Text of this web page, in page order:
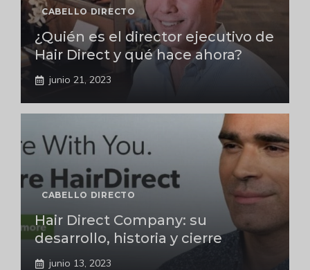
CABELLO DIRECTO
¿Quién es el director ejecutivo de
Hair Direct y qué hace ahora?
junio 21, 2023
CABELLO DIRECTO
Hair Direct Company: su
desarrollo, historia y cierre
junio 13, 2023